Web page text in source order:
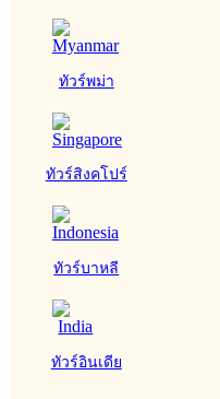
ทัวร์พม่า
ทัวร์สิงคโปร์
ทัวร์บาหลี
ทัวร์อินเดีย